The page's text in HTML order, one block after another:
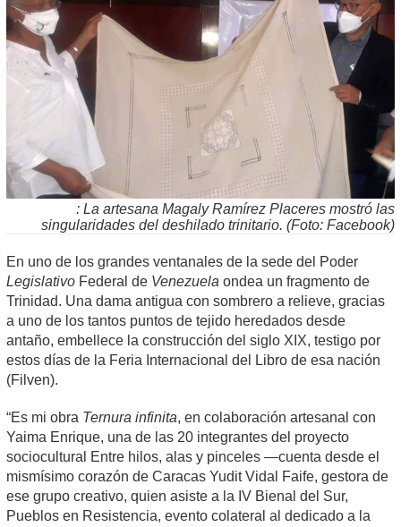
: La artesana Magaly Ramírez Placeres mostró las
singularidades del deshilado trinitario. (Foto: Facebook)
En uno de los grandes ventanales de la sede del Poder
Legislativo Federal de Venezuela ondea un fragmento de
Trinidad. Una dama antigua con sombrero a relieve, gracias
a uno de los tantos puntos de tejido heredados desde
antaño, embellece la construcción del siglo XIX, testigo por
estos días de la Feria Internacional del Libro de esa nación
(Filven).
“Es mi obra Ternura infinita, en colaboración artesanal con
Yaima Enrique, una de las 20 integrantes del proyecto
sociocultural Entre hilos, alas y pinceles —cuenta desde el
mismísimo corazón de Caracas Yudit Vidal Faife, gestora de
ese grupo creativo, quien asiste a la IV Bienal del Sur,
Pueblos en Resistencia, evento colateral al dedicado a la